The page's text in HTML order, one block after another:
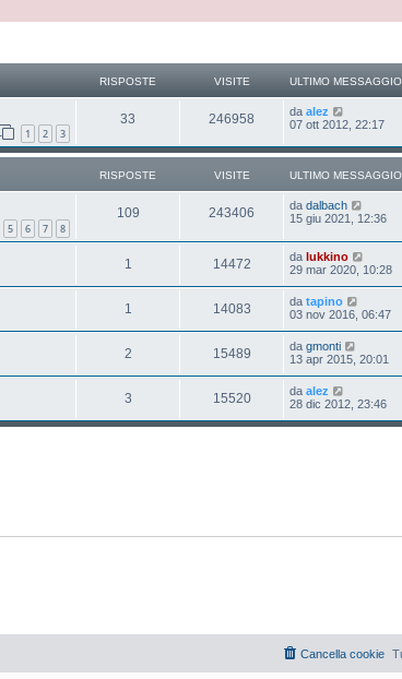
RISPOSTE VISITE ULTIMO MESSAGGIO
1 2 3
33 246958 da alez
07 ott 2012, 22:17
RISPOSTE VISITE ULTIMO MESSAGGIO
5 6 7 8
109 243406 da dalbach
15 giu 2021, 12:36
1 14472 da lukkino
29 mar 2020, 10:28
1 14083 da tapino
03 nov 2016, 06:47
2 15489 da gmonti
13 apr 2015, 20:01
3 15520 da alez
28 dic 2012, 23:46
Cancella cookie